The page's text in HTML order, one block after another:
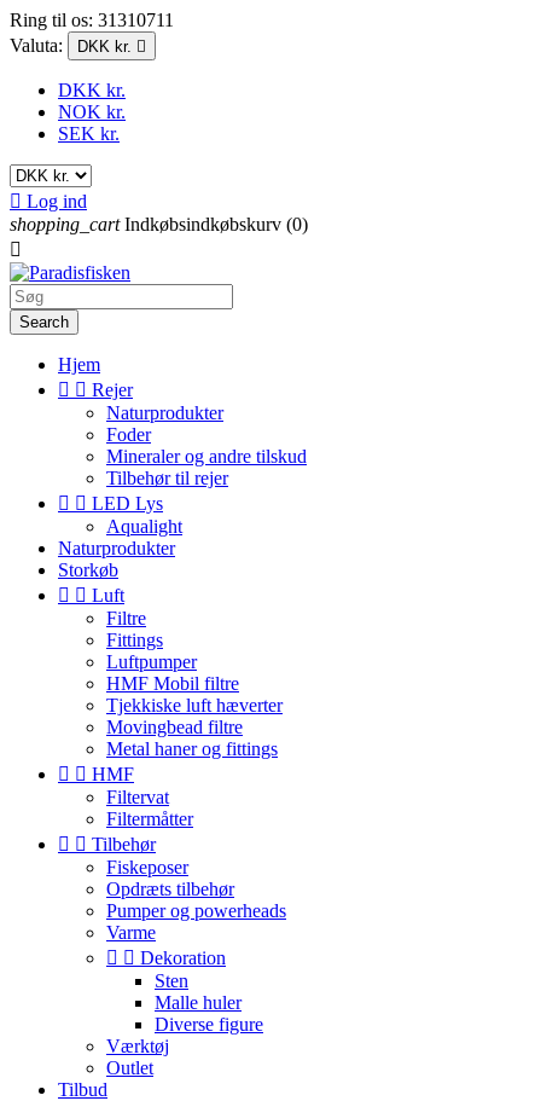
Ring til os: 31310711
Valuta:
DKK kr. 
DKK kr.
NOK kr.
SEK kr.
 Log ind
shopping_cart Indkøbsindkøbskurv (0)

Search
Hjem
  Rejer
Naturprodukter
Foder
Mineraler og andre tilskud
Tilbehør til rejer
  LED Lys
Aqualight
Naturprodukter
Storkøb
  Luft
Filtre
Fittings
Luftpumper
HMF Mobil filtre
Tjekkiske luft hæverter
Movingbead filtre
Metal haner og fittings
  HMF
Filtervat
Filtermåtter
  Tilbehør
Fiskeposer
Opdræts tilbehør
Pumper og powerheads
Varme
  Dekoration
Sten
Malle huler
Diverse figure
Værktøj
Outlet
Tilbud